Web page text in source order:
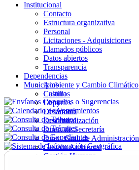
Institucional
Contacto
Estructura organizativa
Personal
Licitaciones - Adquisiciones
Llamados públicos
Datos abiertos
Transparencia
Dependencias
Ambiente y Cambio Climático
Cultura
Deportes
Desarrollo
Descentralización
Direc. de Secretaría
Direc. Gral. de Administración
Gestión Ambiental
Gestión Humana
Municipios
Castillos
Chuy
La Paloma
Lascano